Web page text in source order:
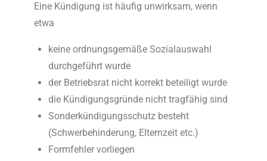
Eine Kündigung ist häufig unwirksam, wenn
etwa
keine ordnungsgemäße Sozialauswahl
durchgeführt wurde
der Betriebsrat nicht korrekt beteiligt wurde
die Kündigungsgründe nicht tragfähig sind
Sonderkündigungsschutz besteht
(Schwerbehinderung, Elternzeit etc.)
Formfehler vorliegen